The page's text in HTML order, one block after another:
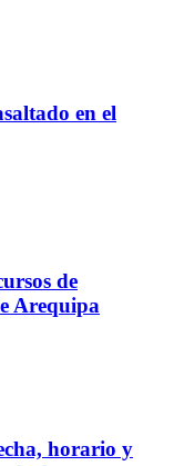
en el
de
Arequipa
horario y